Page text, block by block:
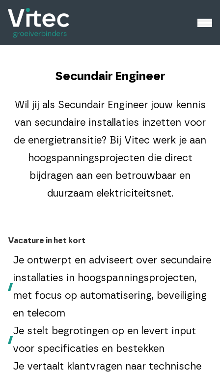
Secundair Engineer
Wil jij als Secundair Engineer jouw kennis
van secundaire installaties inzetten voor
de energietransitie? Bij Vitec werk je aan
hoogspanningsprojecten die direct
bijdragen aan een betrouwbaar en
duurzaam elektriciteitsnet.
Vacature in het kort
Je ontwerpt en adviseert over secundaire
installaties in hoogspanningsprojecten,
met focus op automatisering, beveiliging
en telecom
Je stelt begrotingen op en levert input
voor specificaties en bestekken
Je vertaalt klantvragen naar technische